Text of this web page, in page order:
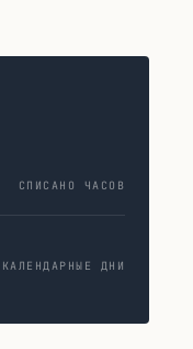
СПИСАНО ЧАСОВ
КАЛЕНДАРНЫЕ ДНИ